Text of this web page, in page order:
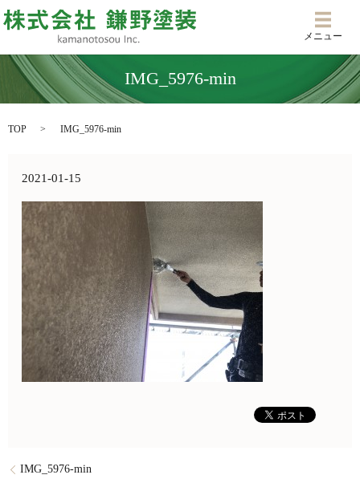
メニ
メニュー
IMG_5976-min
TOP IMG_5976-min
2021-01-15
IMG_5976-min